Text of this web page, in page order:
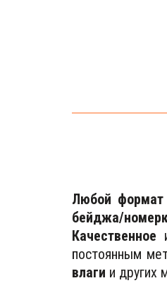
Любой формат
бейджа/
Качественное
постоянным
влаги и других